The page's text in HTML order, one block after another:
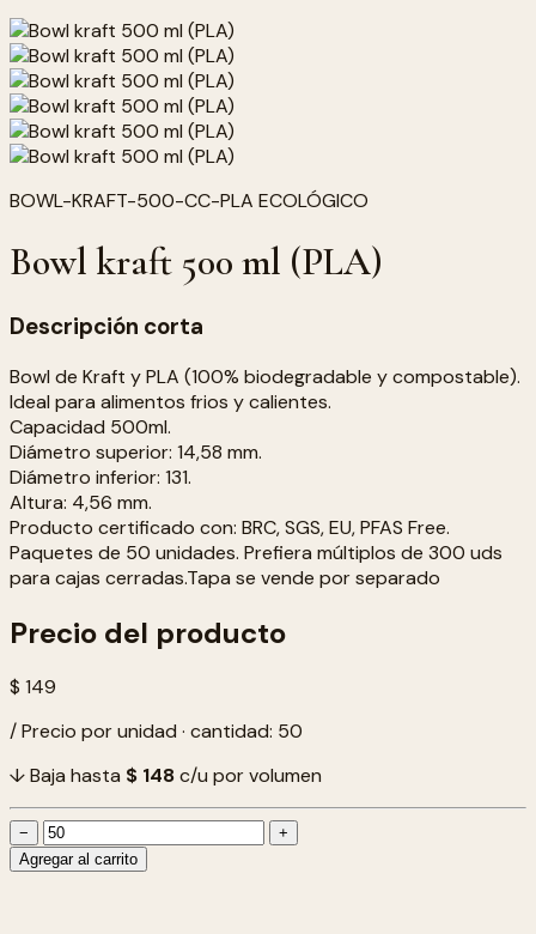
BOWL-KRAFT-500-CC-PLA ECOLÓGICO
Bowl kraft 500 ml (PLA)
Descripción corta
Bowl de Kraft y PLA (100% biodegradable y compostable).
Ideal para alimentos frios y calientes.
Capacidad 500ml.
Diámetro superior: 14,58 mm.
Diámetro inferior: 131.
Altura: 4,56 mm.
Producto certificado con: BRC, SGS, EU, PFAS Free.
Paquetes de 50 unidades. Prefiera múltiplos de 300 uds
para cajas cerradas.Tapa se vende por separado
Precio del producto
$ 149
/ Precio por unidad · cantidad: 50
↓ Baja hasta $ 148c/u por volumen
−
+
Agregar al carrito